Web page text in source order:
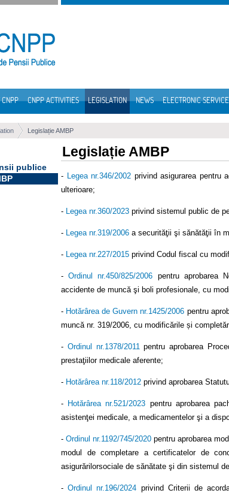
CNPP CNPP ACTIVITIES LEGISLATION NEWS ELECTRONIC
Legislație AMBP
publice
Legislație AMBP
- Legea nr.346/2002 privind asigurarea pentru
ulterioare;
- Legea nr.360/2023 privind sistemul public de
- Legea nr.319/2006 a securităţii şi sănătăţii în
- Legea nr.227/2015 privind Codul fiscal cu
-Ordinul nr.450/825/2006 pentru aprobarea
accidente de muncă şi boli profesionale, cu
- Hotărârea de Guvern nr.1425/2006 pentru
muncă nr. 319/2006, cu modificările și
- Ordinul nr.1378/2011 pentru aprobarea
prestaţiilor medicale aferente;
- Hotărârea nr.118/2012 privind aprobarea
- Hotărârea nr.521/2023 pentru aprobarea
asistenţei medicale, a medicamentelor şi a
- Ordinul nr.1192/745/2020 pentru aprobarea
modul de completare a certificatelor de
asigurărilorsociale de sănătate şi din sistemul
-Ordinul nr.196/2024 privind Criterii de